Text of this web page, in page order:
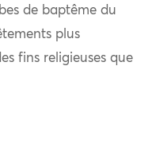
de baptême du
plus
fins religieuses que